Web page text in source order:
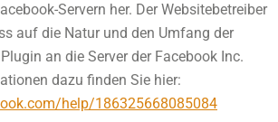
Servern her. Der Websitebetreiber
auf die Natur und den Umfang der
an die Server der Facebook Inc.
dazu finden Sie hier:
help/186325668085084